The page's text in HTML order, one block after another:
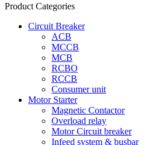
Product Categories
Circuit Breaker
ACB
MCCB
MCB
RCBO
RCCB
Consumer unit
Motor Starter
Magnetic Contactor
Overload relay
Motor Circuit breaker
Infeed system & busbar